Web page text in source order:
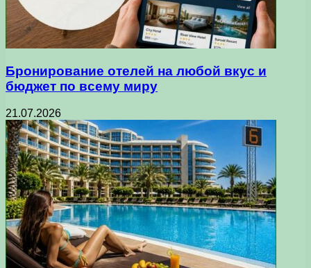
Бронирование отелей на любой вкус и
бюджет по всему миру
21.07.2026